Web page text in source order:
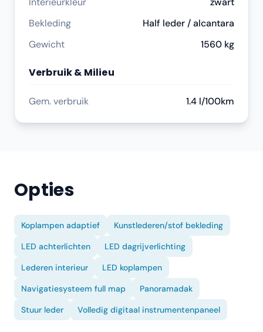
Bekleding
Half leder / alcantara
Gewicht
1560 kg
Verbruik & Milieu
Gem. verbruik 1.4 l/100km
Opties
Koplampen adaptief
Kunstlederen/stof bekleding
LED achterlichten
LED dagrijverlichting
Lederen interieur
LED koplampen
Navigatiesysteem full map
Panoramadak
Stuur leder
Volledig digitaal instrumentenpaneel